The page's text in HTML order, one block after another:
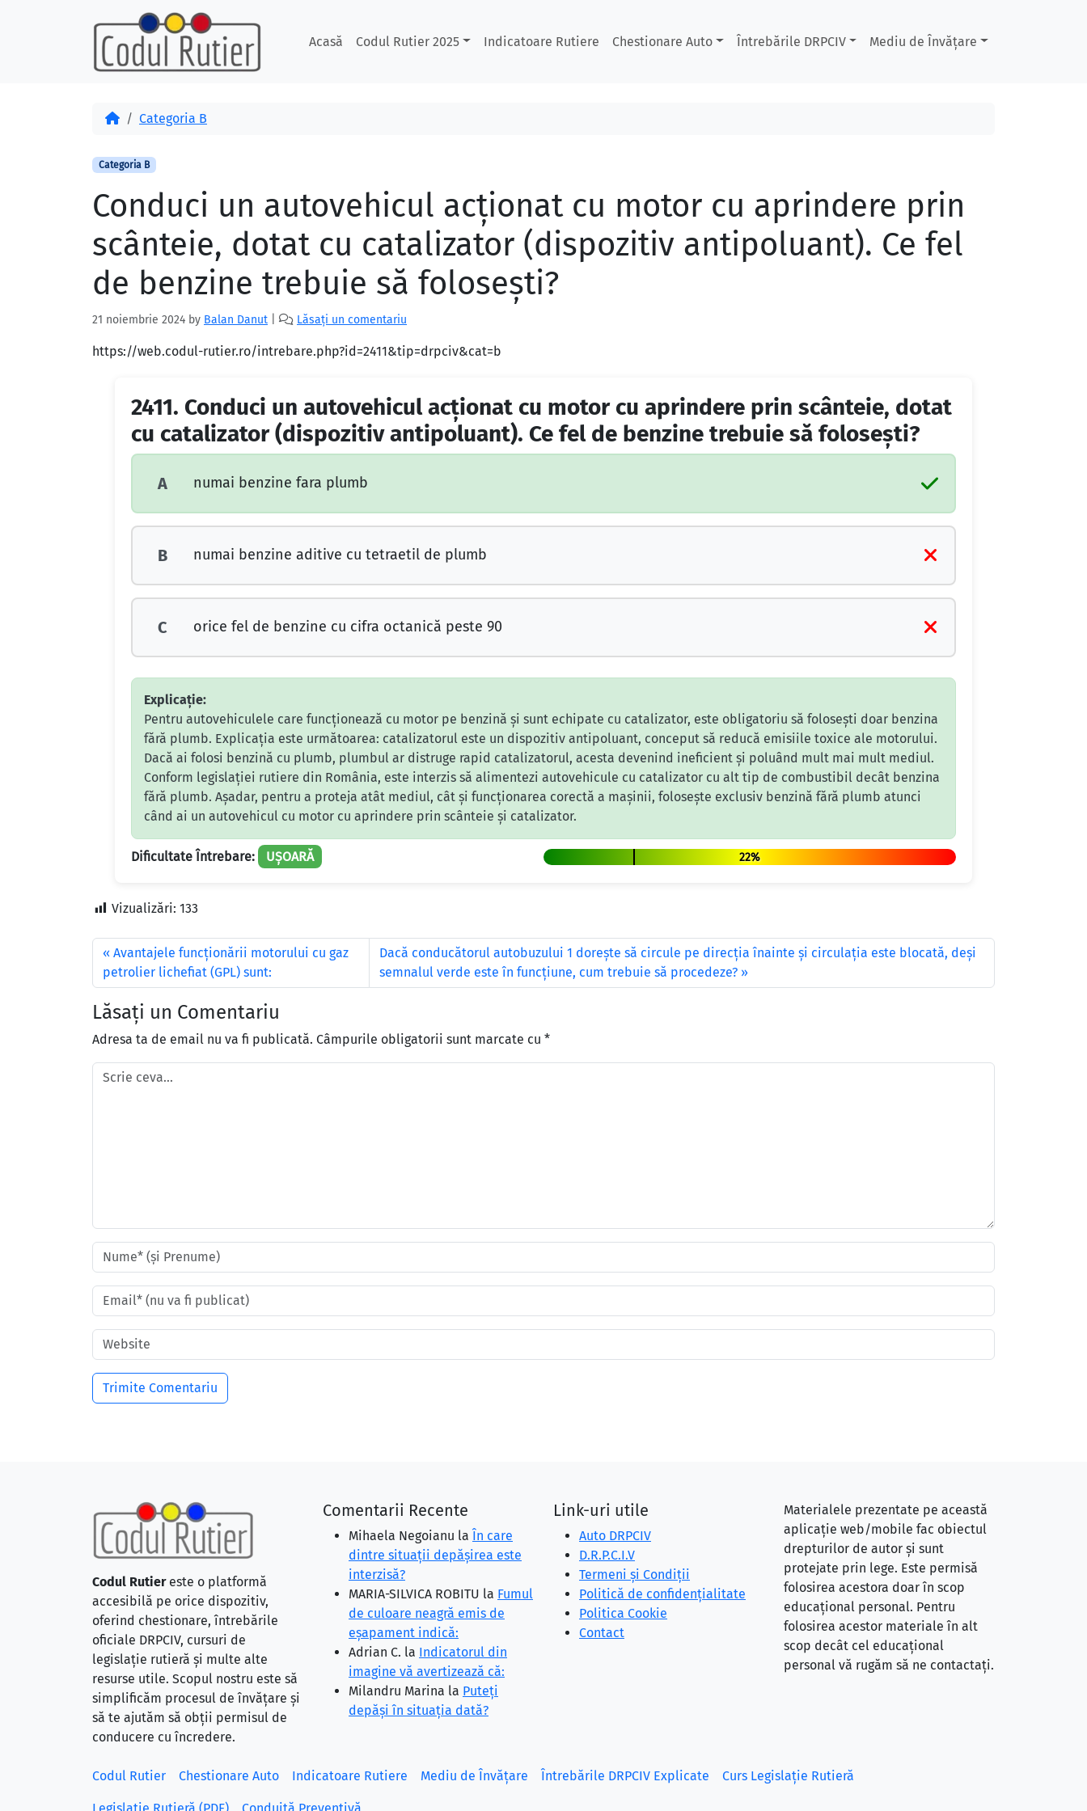
Acasă Codul Rutier 2025 Indicatoare Rutiere Chestionare Auto Întrebările DRPCIV Mediu de Învățare
AcasăCategoria B
Categoria B
Conduci un autovehicul acţionat cu motor cu aprindere prin
scânteie, dotat cu catalizator (dispozitiv antipoluant). Ce fel
de benzine trebuie să foloseşti?
21 noiembrie 2024 by Balan Danut Lăsați un comentariu
https://web.codul-rutier.ro/intrebare.php?id=2411&tip=drpciv&cat=b
2411. Conduci un autovehicul acţionat cu motor cu aprindere prin scânteie, dotat
cu catalizator (dispozitiv antipoluant). Ce fel de benzine trebuie să foloseşti?
A numai benzine fara plumb
B numai benzine aditive cu tetraetil de plumb
C orice fel de benzine cu cifra octanică peste 90
Explicație:
Pentru autovehiculele care funcționează cu motor pe benzină și sunt echipate cu catalizator, este obligatoriu să folosești doar benzina
fără plumb. Explicația este următoarea: catalizatorul este un dispozitiv antipoluant, conceput să reducă emisiile toxice ale motorului.
Dacă ai folosi benzină cu plumb, plumbul ar distruge rapid catalizatorul, acesta devenind ineficient și poluând mult mai mult mediul.
Conform legislației rutiere din România, este interzis să alimentezi autovehicule cu catalizator cu alt tip de combustibil decât benzina
fără plumb. Așadar, pentru a proteja atât mediul, cât și funcționarea corectă a mașinii, folosește exclusiv benzină fără plumb atunci
când ai un autovehicul cu motor cu aprindere prin scânteie și catalizator.
Dificultate Întrebare: UȘOARĂ 22%
Vizualizări: 133
Avantajele funcţionării motorului cu gaz
petrolier lichefiat (GPL) sunt:
Dacă conducătorul autobuzului 1 doreşte să circule pe direcţia înainte şi circulaţia este blocată, deşi
semnalul verde este în funcţiune, cum trebuie să procedeze?
Lăsați un Comentariu
Adresa ta de email nu va fi publicată. Câmpurile obligatorii sunt marcate cu *
Codul Rutiereste o platformă
accesibilă pe orice dispozitiv,
oferind chestionare, întrebările
oficiale DRPCIV, cursuri de
legislație rutieră și multe alte
resurse utile. Scopul nostru este să
simplificăm procesul de învățare și
să te ajutăm să obții permisul de
conducere cu încredere.
Comentarii Recente
Mihaela Negoianu la În care
dintre situaţii depăşirea este
interzisă?
MARIA-SILVICA ROBITU la Fumul
de culoare neagră emis de
eşapament indică:
Adrian C. la Indicatorul din
imagine vă avertizează că:
Milandru Marina la Puteţi
depăşi în situaţia dată?
Link-uri utile
Auto DRPCIV
D.R.P.C.I.V
Termeni și Condiții
Politică de confidențialitate
Politica Cookie
Contact
Materialele prezentate pe această
aplicație web/mobile fac obiectul
drepturilor de autor și sunt
protejate prin lege. Este permisă
folosirea acestora doar în scop
educațional personal. Pentru
folosirea acestor materiale în alt
scop decât cel educațional
personal vă rugăm să ne contactați.
Codul Rutier Chestionare Auto Indicatoare Rutiere Mediu de Învățare Întrebările DRPCIV Explicate Curs Legislație Rutieră